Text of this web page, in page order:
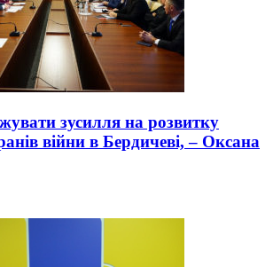
зусилля на розвитку
війни в Бердичеві, – Оксана